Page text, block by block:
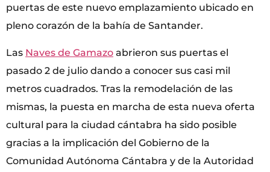
puertas de este nuevo emplazamiento ubicado en
pleno corazón de la bahía de Santander.
Las Naves de Gamazo abrieron sus puertas el
pasado 2 de julio dando a conocer sus casi mil
metros cuadrados. Tras la remodelación de las
mismas, la puesta en marcha de esta nueva oferta
cultural para la ciudad cántabra ha sido posible
gracias a la implicación del Gobierno de la
Comunidad Autónoma Cántabra y de la Autoridad